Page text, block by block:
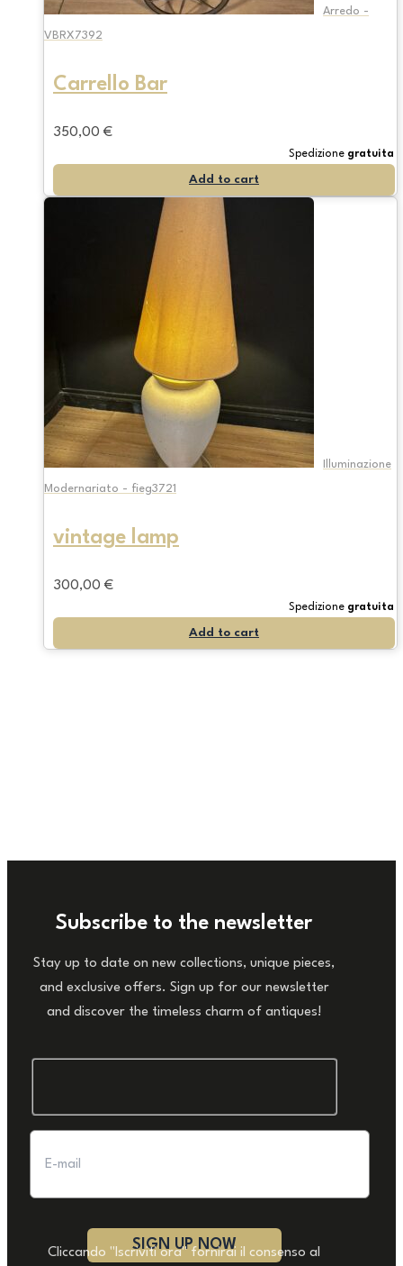
Arredo -
VBRX7392
Carrello Bar
350,00 €
Spedizione gratuita
Add to cart
Illuminazione
Modernariato - fieg3721
vintage lamp
300,00 €
Spedizione gratuita
Add to cart
Subscribe to the newsletter
Stay up to date on new collections, unique pieces,
and exclusive offers. Sign up for our newsletter
and discover the timeless charm of antiques!
Cliccando "Iscriviti ora" fornirai il consenso al